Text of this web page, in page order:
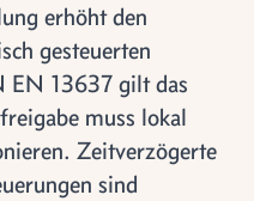
erhöht den
gesteuerten
EN 13637 gilt das
muss lokal
Zeitverzögerte
sind